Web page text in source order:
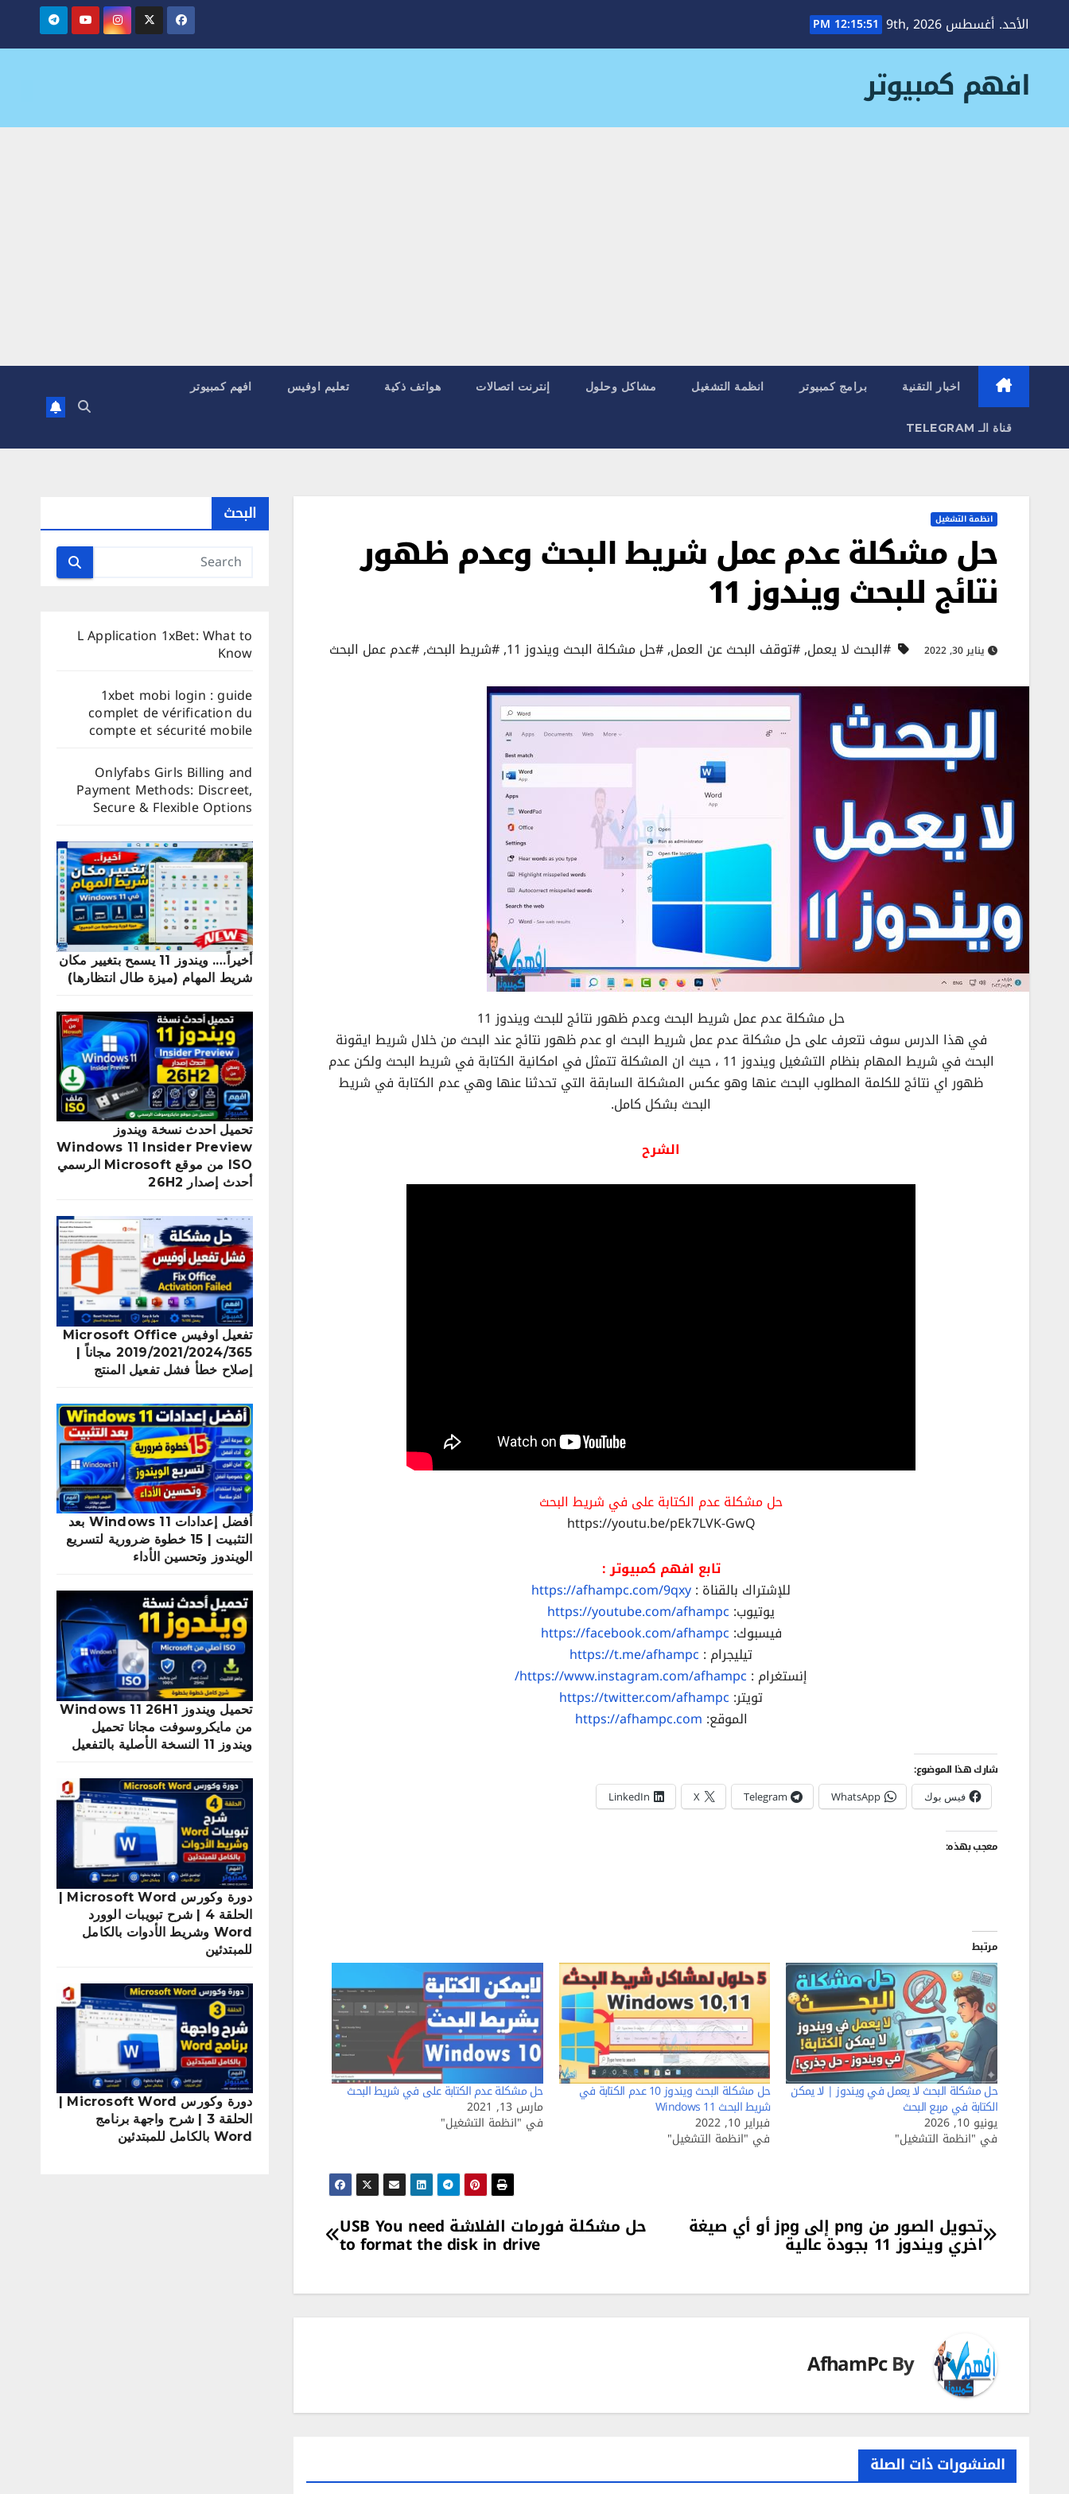
الأحد. أغسطس 9th, 2026 12:15:52 PM
افهم كمبيوتر
اخبار التقنية برامج كمبيوتر انظمة التشغيل مشاكل وحلول إنترنت اتصالات هواتف ذكية تعليم اوفيس افهم كمبيوتر
قناة الـ TELEGRAM
انظمة التشغيل
حل مشكلة عدم عمل شريط البحث وعدم ظهور
نتائج للبحث ويندوز 11
يناير 30, 2022 #البحث لا يعمل,#توقف البحث عن العمل,#حل مشكلة البحث ويندوز 11 ,#شريط البحث,#عدم عمل البحث
حل مشكلة عدم عمل شريط البحث وعدم ظهور نتائج للبحث ويندوز 11
في هذا الدرس سوف نتعرف على حل مشكلة عدم عمل شريط البحث او عدم ظهور نتائج عند البحث من خلال شريط ايقونة
البحث في شريط المهام بنظام التشغيل ويندوز 11 ، حيث ان المشكلة تتمثل في امكانية الكتابة في شريط البحث ولكن عدم
ظهور اي نتائج للكلمة المطلوب البحث عنها وهو عكس المشكلة السابقة التي تحدثنا عنها وهي عدم الكتابة في شريط
البحث بشكل كامل.
الشرح
حل مشكلة عدم الكتابة على في شريط البحث
https://youtu.be/pEk7LVK-GwQ
تابع افهم كمبيوتر :
للإشتراك بالقناة :https://afhampc.com/9qxy
يوتيوب: https://youtube.com/afhampc
فيسبوك: https://facebook.com/afhampc
تيليجرام : https://t.me/afhampc
إنستغرام : https://www.instagram.com/afhampc/
تويتر: https://twitter.com/afhampc
الموقع: https://afhampc.com
شارك هذا الموضوع:
فيس بوك WhatsApp
Telegram
X
LinkedIn
معجب بهذه:
مرتبط
حل مشكلة البحث لا يعمل في ويندوز | لا يمكن
الكتابة في مربع البحث
يونيو 10, 2026
في "انظمة التشغيل"
حل مشكلة البحث ويندوز 10 عدم الكتابة في
شريط البحث Windows 11
فبراير 10, 2022
في "انظمة التشغيل"
حل مشكلة عدم الكتابة على في شريط البحث
مارس 13, 2021
في "انظمة التشغيل"
تصفّح
المقالات
حل مشكلة فورمات الفلاشة USB You need
to format the disk in drive
تحويل الصور من png إلى jpg أو أي صيغة
اخري ويندوز 11 بجودة عالية
By
AfhamPc
المنشورات ذات الصلة
البحث
L Application 1xBet: What to
Know
1xbet mobi login : guide
complet de vérification du
compte et sécurité mobile
Onlyfabs Girls Billing and
Payment Methods: Discreet,
Secure & Flexible Options
أخيراً…. ويندوز 11 يسمح بتغيير مكان
شريط المهام (ميزة طال انتظارها)
تحميل احدث نسخة ويندوز
Windows 11 Insider Preview
ISO من موقع Microsoft الرسمي
أحدث إصدار 26H2
تفعيل اوفيس Microsoft Office
2019/2021/2024/365 مجاناً |
إصلاح خطأ فشل تفعيل المنتج
أفضل إعدادات Windows 11 بعد
التثبيت | 15 خطوة ضرورية لتسريع
الويندوز وتحسين الأداء
تحميل ويندوز Windows 11 26H1
من مايكروسوفت مجانا تحميل
ويندوز 11 النسخة الأصلية بالتفعيل
دورة وكورس Microsoft Word |
الحلقة 4 | شرح تبويبات الوورد
Word وشريط الأدوات بالكامل
للمبتدئين
الحلقة 3 | شرح واجهة برنامج
Word بالكامل للمبتدئين